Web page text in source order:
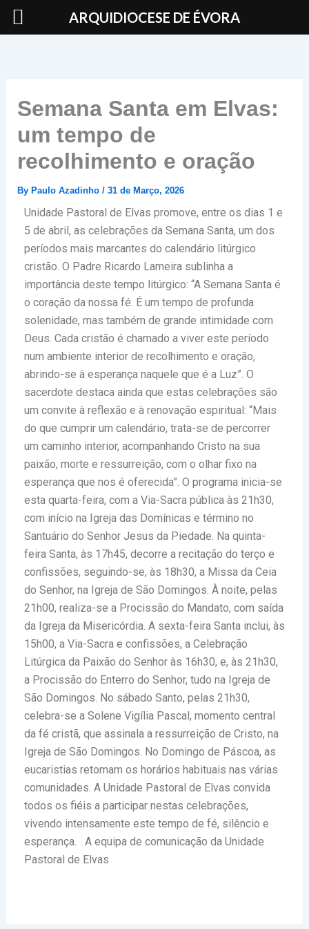
Skip
Semana Santa em Elvas:
um tempo de
recolhimento e oração
By Paulo Azadinho / 31 de Março, 2026
Unidade Pastoral de Elvas promove, entre os dias 1 e
5 de abril, as celebrações da Semana Santa, um dos
períodos mais marcantes do calendário litúrgico
cristão. O Padre Ricardo Lameira sublinha a
importância deste tempo litúrgico: “A Semana Santa é
o coração da nossa fé. É um tempo de profunda
solenidade, mas também de grande intimidade com
Deus. Cada cristão é chamado a viver este período
num ambiente interior de recolhimento e oração,
abrindo-se à esperança naquele que é a Luz”. O
sacerdote destaca ainda que estas celebrações são
um convite à reflexão e à renovação espiritual: “Mais
do que cumprir um calendário, trata-se de percorrer
um caminho interior, acompanhando Cristo na sua
paixão, morte e ressurreição, com o olhar fixo na
esperança que nos é oferecida”. O programa inicia-se
esta quarta-feira, com a Via-Sacra pública às 21h30,
com início na Igreja das Domínicas e término no
Santuário do Senhor Jesus da Piedade. Na quinta-
feira Santa, às 17h45, decorre a recitação do terço e
confissões, seguindo-se, às 18h30, a Missa da Ceia
do Senhor, na Igreja de São Domingos. À noite, pelas
21h00, realiza-se a Procissão do Mandato, com saída
da Igreja da Misericórdia. A sexta-feira Santa inclui, às
15h00, a Via-Sacra e confissões, a Celebração
Litúrgica da Paixão do Senhor às 16h30, e, às 21h30,
a Procissão do Enterro do Senhor, tudo na Igreja de
São Domingos. No sábado Santo, pelas 21h30,
celebra-se a Solene Vigília Pascal, momento central
da fé cristã, que assinala a ressurreição de Cristo, na
Igreja de São Domingos. No Domingo de Páscoa, as
eucaristias retomam os horários habituais nas várias
comunidades. A Unidade Pastoral de Elvas convida
todos os fiéis a participar nestas celebrações,
vivendo intensamente este tempo de fé, silêncio e
esperança. A equipa de comunicação da Unidade
Pastoral de Elvas
ARQUIDIOCESE DE ÉVORA